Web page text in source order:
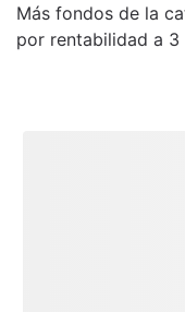
Más fondos de la
por rentabilidad a 3